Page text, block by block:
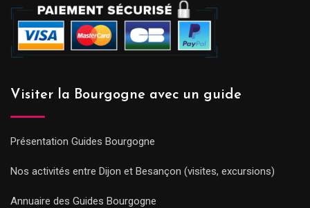
Visiter la Bourgogne avec un guide
Présentation Guides Bourgogne
Nos activités entre Dijon et Besançon (visites, excursions)
Annuaire des Guides Bourgogne